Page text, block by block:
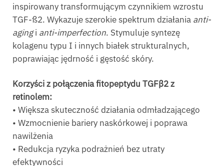
inspirowany transformującym czynnikiem wzrostu
TGF-ß2. Wykazuje szerokie spektrum działania anti-
agingi anti-imperfection. Stymuluje syntezę
kolagenu typu I i innych białek strukturalnych,
poprawiając jędrność i gęstość skóry.
Korzyści z połączenia fitopeptydu TGFβ2 z
retinolem:
• Większa skuteczność działania odmładzającego
• Wzmocnienie bariery naskórkowej i poprawa
nawilżenia
• Redukcja ryzyka podrażnień bez utraty
efektywności